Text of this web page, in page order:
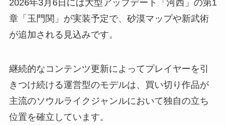
2026年3月6日には大型アップデート「河西」の第1
章「玉門関」が実装予定で、砂漠マップや新武術
が追加される見込みです。
継続的なコンテンツ更新によってプレイヤーを引
きつけ続ける運営型のモデルは、買い切り作品が
主流のソウルライクジャンルにおいて独自の立ち
位置を確立しています。